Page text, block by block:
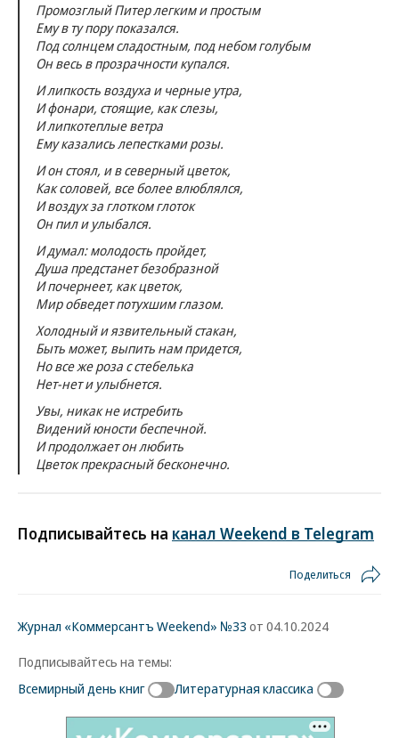
Промозглый Питер легким и простым
Ему в ту пору показался.
Под солнцем сладостным, под небом голубым
Он весь в прозрачности купался.
И липкость воздуха и черные утра,
И фонари, стоящие, как слезы,
И липкотеплые ветра
Ему казались лепестками розы.
И он стоял, и в северный цветок,
Как соловей, все более влюблялся,
И воздух за глотком глоток
Он пил и улыбался.
И думал: молодость пройдет,
Душа предстанет безобразной
И почернеет, как цветок,
Мир обведет потухшим глазом.
Холодный и язвительный стакан,
Быть может, выпить нам придется,
Но все же роза с стебелька
Нет-нет и улыбнется.
Увы, никак не истребить
Видений юности беспечной.
И продолжает он любить
Цветок прекрасный бесконечно.
Подписывайтесь на канал Weekend в Telegram
Поделиться
Журнал «Коммерсантъ Weekend» №33 от 04.10.2024
Подписывайтесь на темы:
Всемирный день книг
Литературная классика